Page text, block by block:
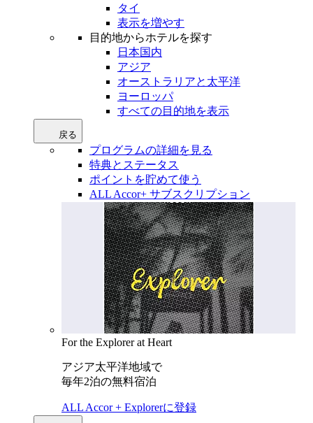
タイ
表示を増やす
目的地からホテルを探す
日本国内
アジア
オーストラリアと太平洋
ヨーロッパ
すべての目的地を表示
戻る
プログラムの詳細を見る
特典とステータス
ポイントを貯めて使う
ALL Accor+ サブスクリプション
For the Explorer at Heart
アジア太平洋地域で
毎年2泊の無料宿泊
ALL Accor + Explorerに登録